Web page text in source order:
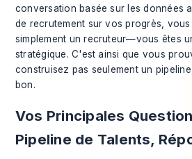
conversation basée sur les données
de recrutement sur vos progrès,
simplement un recruteur—vous êtes
stratégique. C'est ainsi que vous
construisez pas seulement un
bon.
Vos Principales
Pipeline de Talents,